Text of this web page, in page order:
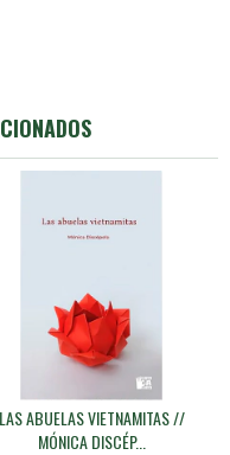
LAS ABUELAS VIETNAMITAS //
MÓNICA DISCÉP...